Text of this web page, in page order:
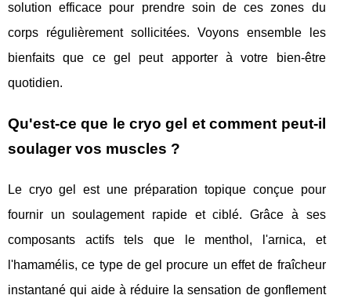
solution efficace pour prendre soin de ces zones du
corps régulièrement sollicitées. Voyons ensemble les
bienfaits que ce gel peut apporter à votre bien-être
quotidien.
Qu'est-ce que le cryo gel et comment peut-il
soulager vos muscles ?
Le cryo gel est une préparation topique conçue pour
fournir un soulagement rapide et ciblé. Grâce à ses
composants actifs tels que le menthol, l'arnica, et
l'hamamélis, ce type de gel procure un effet de fraîcheur
instantané qui aide à réduire la sensation de gonflement